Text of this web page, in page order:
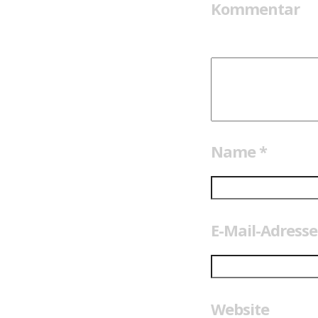
Kommentar
Name *
E-Mail-
Website